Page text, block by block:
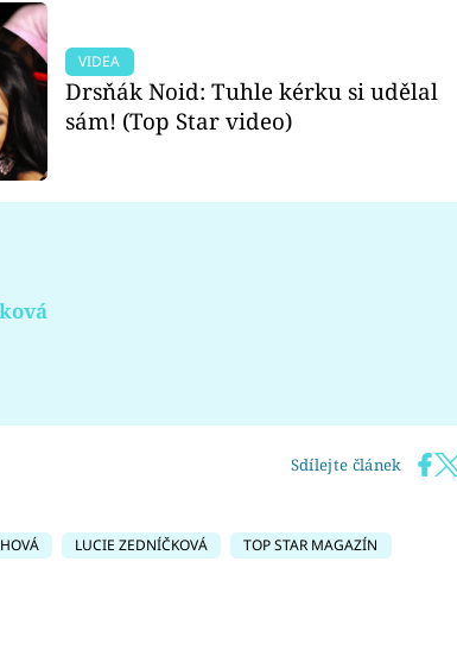
VIDEA
Drsňák Noid: Tuhle kérku si udělal
sám! (Top Star video)
Sdílejte článek
LUCIE ZEDNÍČKOVÁ
TOP STAR MAGAZÍN